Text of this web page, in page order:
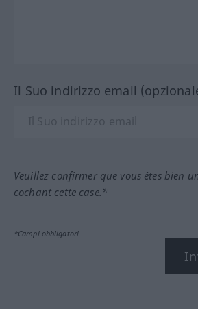
Il Suo indirizzo email
Veuillez confirmer que vous êtes bien
cochant cette case.*
*Campi obbligatori